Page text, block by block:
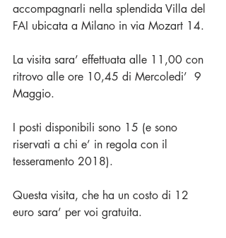
accompagnarli nella splendida Villa del
FAI ubicata a Milano in via Mozart 14.
La visita sara’ effettuata alle 11,00 con
ritrovo alle ore 10,45 di Mercoledi’  9
Maggio.
I posti disponibili sono 15 (e sono
riservati a chi e’ in regola con il
tesseramento 2018).
Questa visita, che ha un costo di 12
euro sara’ per voi gratuita.